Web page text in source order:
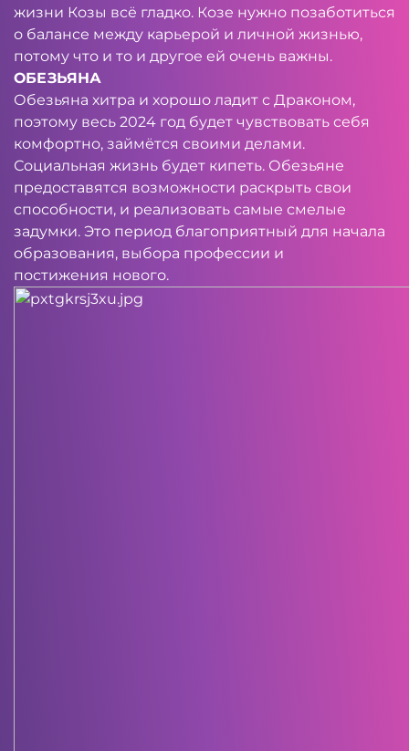
жизни Козы всё гладко. Козе нужно позаботиться
о балансе между карьерой и личной жизнью,
потому что и то и другое ей очень важны.
ОБЕЗЬЯНА
Обезьяна хитра и хорошо ладит с Драконом,
поэтому весь 2024 год будет чувствовать себя
комфортно, займётся своими делами.
Социальная жизнь будет кипеть. Обезьяне
предоставятся возможности раскрыть свои
способности, и реализовать самые смелые
задумки. Это период благоприятный для начала
образования, выбора профессии и
постижения нового.